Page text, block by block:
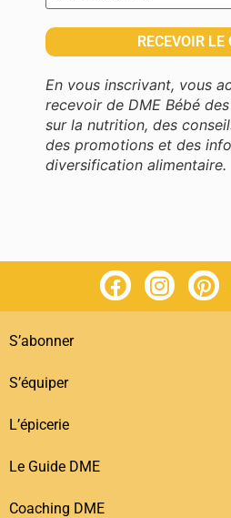
En vous inscrivant, vous
recevoir de DME Bébé
sur la nutrition, des
des promotions et des
diversification alimentaire.
S’abonner
S’équiper
L’épicerie
Le Guide DME
Coaching DME